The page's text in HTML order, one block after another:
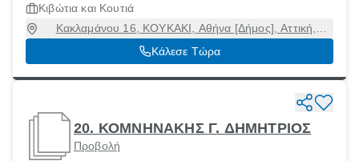
Κιβώτια και Κουτιά
Κακλαμάνου 16, ΚΟΥΚΑΚΙ, Αθήνα [Δήμος], Αττική,
11745
Κάλεσε Τώρα
20. ΚΟΜΝΗΝΑΚΗΣ Γ. ΔΗΜΗΤΡΙΟΣ
Προβολή